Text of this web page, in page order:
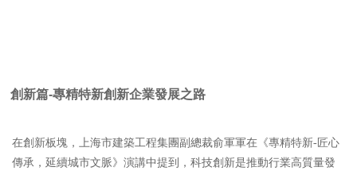
創新篇-專精特新創新企業發展之路
在創新板塊，上海市建築工程集團副總裁俞軍軍在《專精特新-匠心
傳承，延續城市文脈》演講中提到，科技創新是推動行業高質量發